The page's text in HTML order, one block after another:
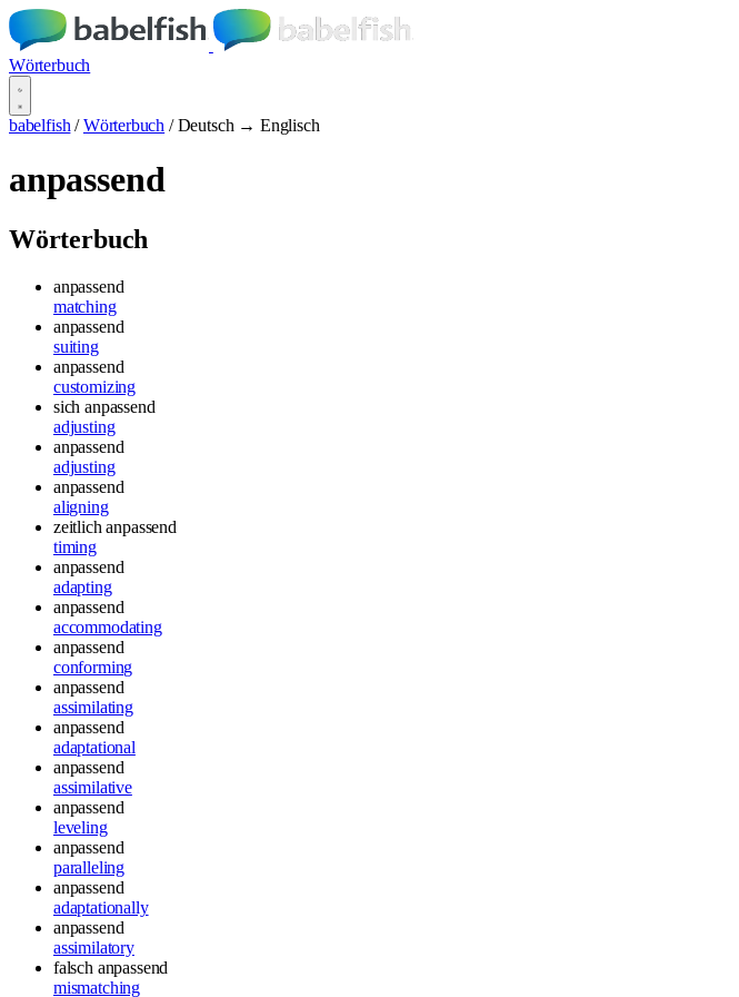
Wörterbuch
babelfish / Wörterbuch / Deutsch → Englisch
anpassend
Wörterbuch
anpassend
matching
anpassend
suiting
anpassend
customizing
sich anpassend
adjusting
anpassend
adjusting
anpassend
aligning
zeitlich anpassend
timing
anpassend
adapting
anpassend
accommodating
anpassend
conforming
anpassend
assimilating
anpassend
adaptational
anpassend
assimilative
anpassend
leveling
anpassend
paralleling
anpassend
adaptationally
anpassend
assimilatory
falsch anpassend
mismatching